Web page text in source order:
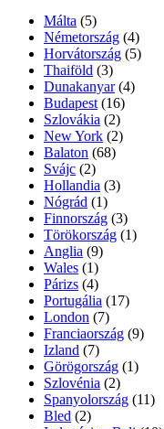
Málta (5)
Németország (4)
Horvátország (5)
Thaiföld (3)
Dunakanyar (4)
Budapest (16)
Szlovákia (2)
New York (2)
Balaton (68)
Svájc (2)
Hollandia (3)
Nógrád (1)
Finnország (3)
Törökország (1)
Anglia (9)
Wales (1)
Párizs (4)
Portugália (17)
London (7)
Franciaország (9)
Izland (7)
Görögország (1)
Szlovénia (2)
Spanyolország (11)
Bled (2)